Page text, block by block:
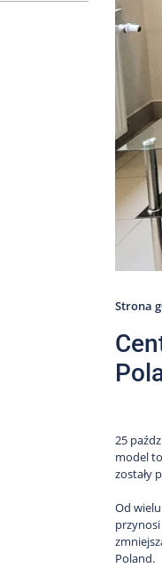
Strona
25
model
zostały
Od
Poland.